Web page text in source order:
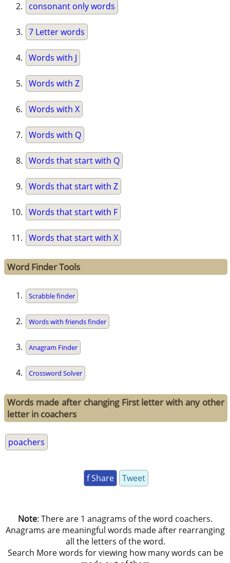
consonant only words
7 Letter words
Words with J
Words with Z
Words with X
Words with Q
Words that start with Q
Words that start with Z
Words that start with F
Words that start with X
Word Finder Tools
Scrabble finder
Words with friends finder
Anagram Finder
Crossword Solver
Words made after changing First letter with any other
letter in coachers
poachers
f Share Tweet
Note: There are 1 anagrams of the word coachers.
Anagrams are meaningful words made after rearranging
all the letters of the word.
Search More words for viewing how many words can be